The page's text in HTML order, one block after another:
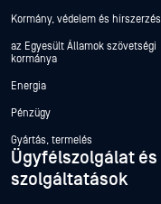
Kormány, védelem és hírszerzés
az Egyesült Államok szövetségi
kormánya
Energia
Pénzügy
Gyártás, termelés
Ügyfélszolgálat és
szolgáltatások